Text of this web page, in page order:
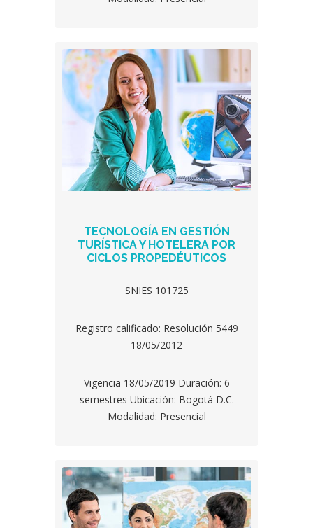
TECNOLOGÍA EN GESTIÓN
TURÍSTICA Y HOTELERA POR
CICLOS PROPEDÉUTICOS
SNIES 101725
Registro calificado: Resolución 5449
18/05/2012
Vigencia 18/05/2019 Duración: 6
semestres Ubicación: Bogotá D.C.
Modalidad: Presencial